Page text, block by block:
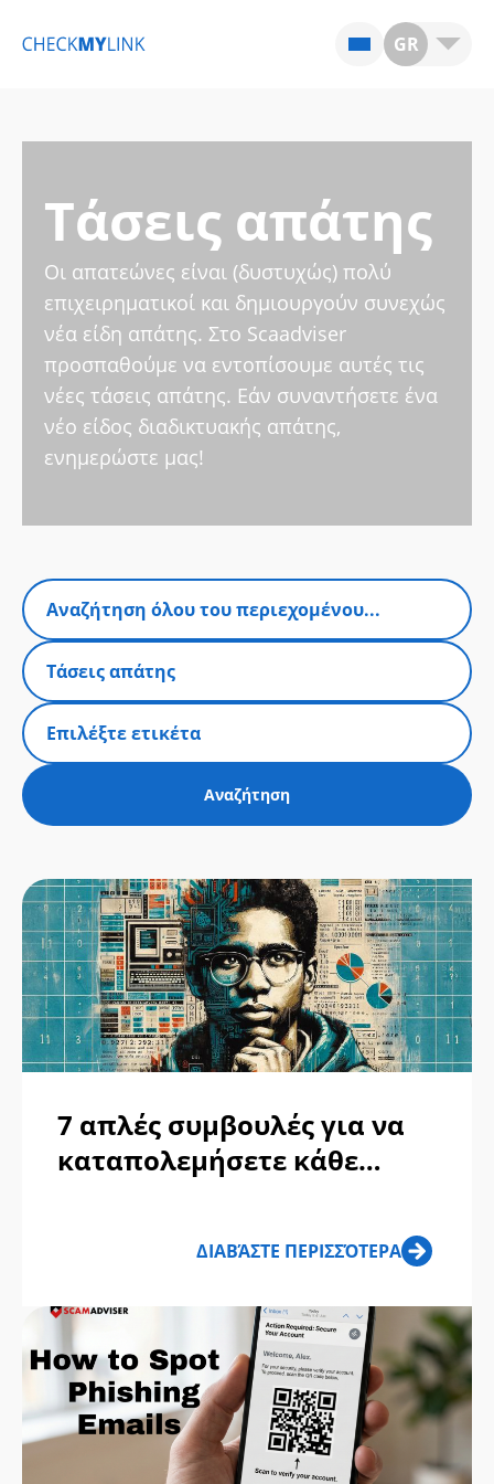
GR
Τάσεις απάτης
Οι απατεώνες είναι (δυστυχώς) πολύ
επιχειρηματικοί και δημιουργούν συνεχώς
νέα είδη απάτης. Στο Scaadviser
προσπαθούμε να εντοπίσουμε αυτές τις
νέες τάσεις απάτης. Εάν συναντήσετε ένα
νέο είδος διαδικτυακής απάτης,
ενημερώστε μας!
7 απλές συμβουλές για να
καταπολεμήσετε κάθε
ΔΙΑΒΆΣΤΕ ΠΕΡΙΣΣΌΤΕΡΑ